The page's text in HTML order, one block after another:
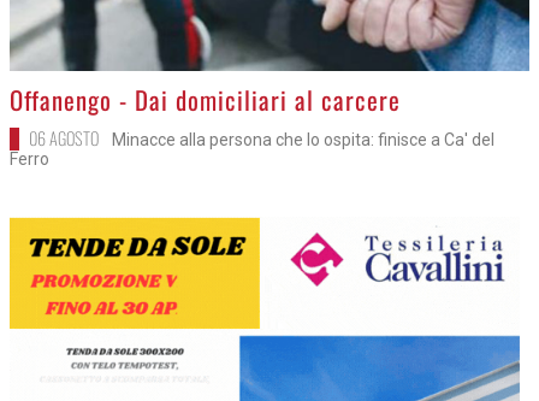
>
Offanengo - Dai domiciliari al carcere
06 AGOSTO
Minacce alla persona che lo ospita: finisce a Ca' del
Ferro